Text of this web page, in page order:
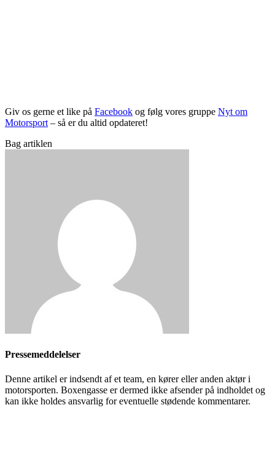
Giv os gerne et like på Facebook og følg vores gruppe Nyt om
Motorsport – så er du altid opdateret!
Bag artiklen
Pressemeddelelser
Denne artikel er indsendt af et team, en kører eller anden aktør i
motorsporten. Boxengasse er dermed ikke afsender på indholdet og
kan ikke holdes ansvarlig for eventuelle stødende kommentarer.